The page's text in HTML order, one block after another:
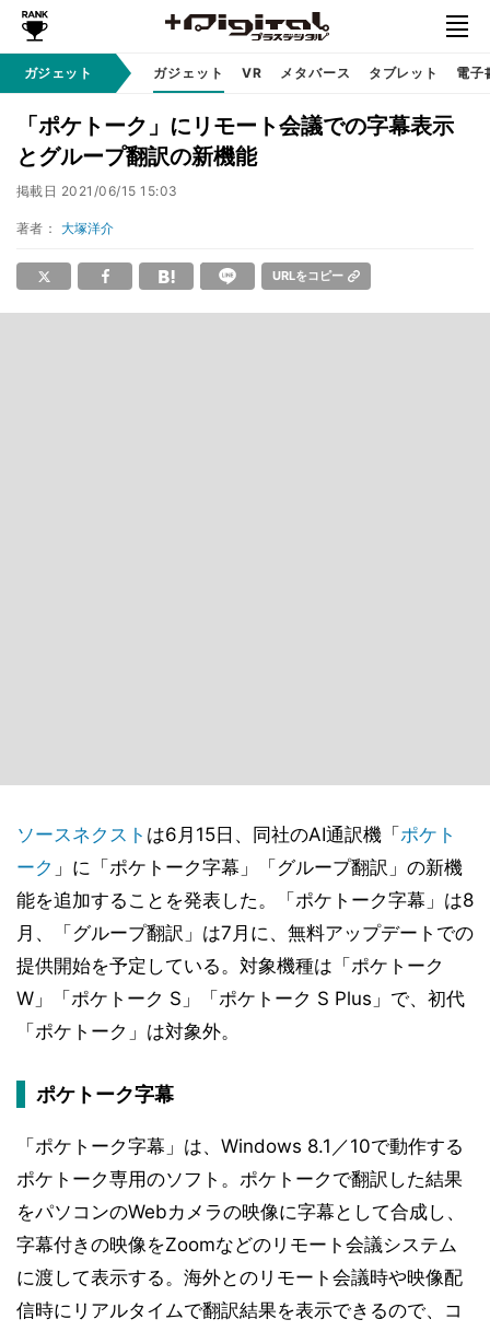
ガジェット ガジェット VR メタバース タブレット 電子
「ポケトーク」にリモート会議での字幕表示
とグループ翻訳の新機能
掲載日 2021/06/15 15:03
著者： 大塚洋介
URLをコピー
ソースネクスト は6月15日、同社のAI通訳機「 ポケト
ーク 」に「ポケトーク字幕」「グループ翻訳」の新機
能を追加することを発表した。「ポケトーク字幕」は8
月、「グループ翻訳」は7月に、無料アップデートでの
提供開始を予定している。対象機種は「ポケトーク
W」「ポケトーク S」「ポケトーク S Plus」で、初代
「ポケトーク」は対象外。
ポケトーク字幕
「ポケトーク字幕」は、Windows 8.1／10で動作する
ポケトーク専用のソフト。ポケトークで翻訳した結果
をパソコンのWebカメラの映像に字幕として合成し、
字幕付きの映像をZoomなどのリモート会議システム
に渡して表示する。海外とのリモート会議時や映像配
信時にリアルタイムで翻訳結果を表示できるので、コ